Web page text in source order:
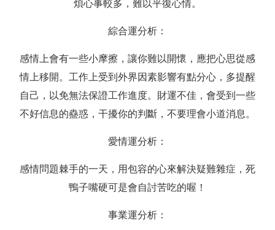
煩心事較多，難以平復心情。
綜合運分析：
感情上會有一些小摩擦，讓你難以開懷，應把心思從感
情上移開。工作上受到外界因素影響有點分心，多提醒
自己，以免無法保證工作進度。財運不佳，會受到一些
不好信息的蠱惑，干擾你的判斷，不要理會小道消息。
愛情運分析：
感情問題棘手的一天，用包容的心來解決疑難雜症，死
鴨子嘴硬可是會自討苦吃的喔！
事業運分析：